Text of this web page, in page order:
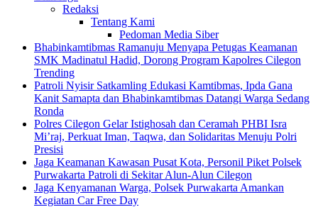
Redaksi
Tentang Kami
Pedoman Media Siber
Bhabinkamtibmas Ramanuju Menyapa Petugas Keamanan
SMK Madinatul Hadid, Dorong Program Kapolres Cilegon
Trending
Patroli Nyisir Satkamling Edukasi Kamtibmas, Ipda Gana
Kanit Samapta dan Bhabinkamtibmas Datangi Warga Sedang
Ronda
Polres Cilegon Gelar Istighosah dan Ceramah PHBI Isra
Mi’raj, Perkuat Iman, Taqwa, dan Solidaritas Menuju Polri
Presisi
Jaga Keamanan Kawasan Pusat Kota, Personil Piket Polsek
Purwakarta Patroli di Sekitar Alun-Alun Cilegon
Jaga Kenyamanan Warga, Polsek Purwakarta Amankan
Kegiatan Car Free Day